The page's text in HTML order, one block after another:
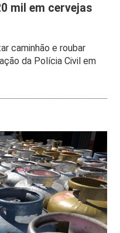
mil em cervejas
caminhão e roubar
da Polícia Civil em